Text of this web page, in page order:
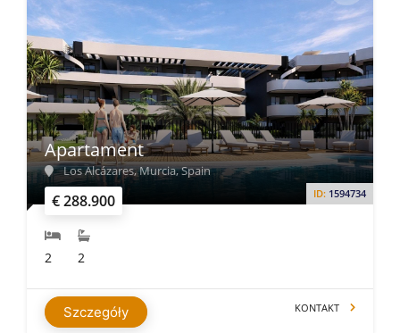
€ 288.900 ID: 1594734
Apartament
Los Alcázares, Murcia, Spain
2 2
Szczegóły KONTAKT